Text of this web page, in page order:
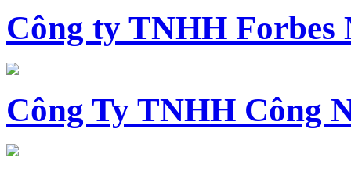
Công ty TNHH
Công Ty TNHH Công